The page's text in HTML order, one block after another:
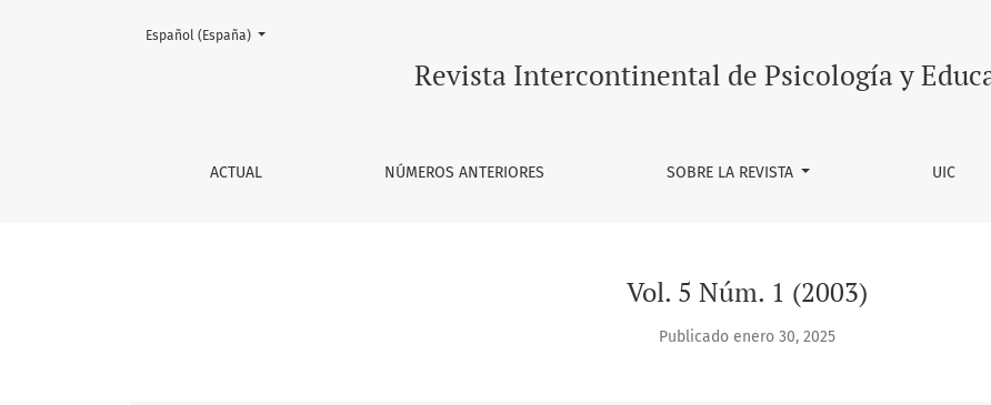
Vol. 5 Núm. 1 (2003): Revista Intercontinental de Psicología y Educación Segunda Época
Revista Intercontinental de Psicología y
ACTUAL NÚMEROS ANTERIORES SOBRE LA REVISTA UIC
Cambiar el idioma. El actual es:
Español (España)
Vol. 5 Núm. 1 (2003)
Publicado enero 30, 2025